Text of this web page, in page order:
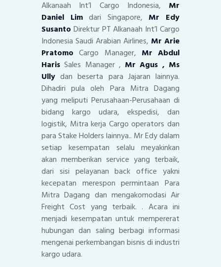
Alkanaah Int’l Cargo Indonesia, Mr
Daniel Limdari Singapore, Mr Edy
Susanto Direktur PT Alkanaah Int’l Cargo
Indonesia Saudi Arabian Airlines, Mr Arie
Pratomo Cargo Manager, Mr Abdul
Haris Sales Manager , Mr Agus , Ms
Ully dan beserta para Jajaran lainnya.
Dihadiri pula oleh Para Mitra Dagang
yang meliputi Perusahaan-Perusahaan di
bidang kargo udara, ekspedisi, dan
logistik, Mitra kerja Cargo operators dan
para Stake Holders lainnya.. Mr Edy dalam
setiap kesempatan selalu meyakinkan
akan memberikan service yang terbaik,
dari sisi pelayanan back office yakni
kecepatan merespon permintaan Para
Mitra Dagang dan mengakomodasi Air
Freight Cost yang terbaik. . Acara ini
menjadi kesempatan untuk mempererat
hubungan dan saling berbagi informasi
mengenai perkembangan bisnis di industri
kargo udara.